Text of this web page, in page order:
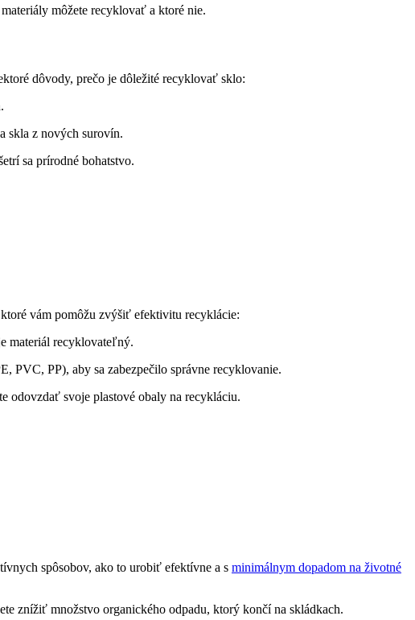
môžete recyklovať a ktoré nie.
dôvody, prečo je dôležité recyklovať sklo:
skla z nových surovín.
sa prírodné bohatstvo.
vám pomôžu zvýšiť efektivitu recyklácie:
materiál recyklovateľný.
PVC, PP), aby sa zabezpečilo správne recyklovanie.
odovzdať svoje plastové obaly na recykláciu.
spôsobov, ako to urobiť efektívne a s minimálnym dopadom na životné
znížiť množstvo organického odpadu, ktorý končí na skládkach.